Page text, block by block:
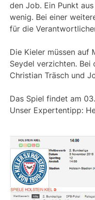
den Job. Ein Punkt
wenig. Bei einer
für die
Die Kieler müssen auf
Seydel verzichten.
Christian Träsch und
Das Spiel findet am
Unser Expertentipp: